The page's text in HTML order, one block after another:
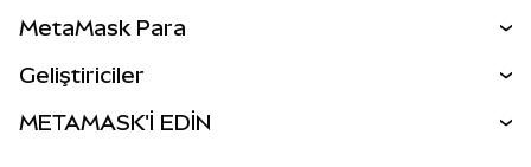
Perps
RWA'lar
MetaMask Para
Geliştiriciler
METAMASK'İ EDİN